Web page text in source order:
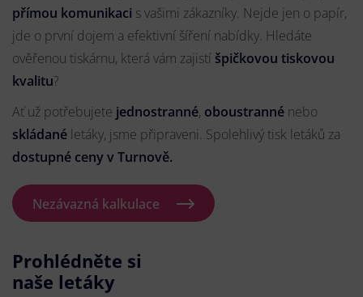
přímou komunikaci s vašimi zákazníky. Nejde jen o papír,
jde o první dojem a efektivní šíření nabídky. Hledáte
ověřenou tiskárnu, která vám zajistí špičkovou tiskovou
kvalitu?
Ať už potřebujete jednostranné, oboustranné nebo
skládané letáky, jsme připraveni. Spolehlivý tisk letáků za
dostupné ceny v Turnově.
Nezávazná kalkulace
Prohlédněte si
naše letáky